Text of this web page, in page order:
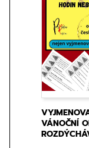
VÁNOČNÍ